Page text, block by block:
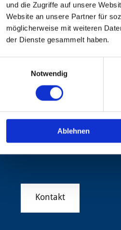
und die Zugriffe auf unsere
Website an unsere Partner für
möglicherweise mit weiteren
der Dienste gesammelt haben.
Notwendig
Ablehnen
und modernste
sind die Grundlagen von
im Büro stehen uns
an Software zur
Kontakt